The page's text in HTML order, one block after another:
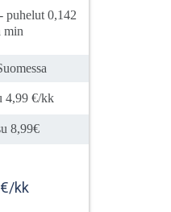
puhelut 0,142
min
4,99 €/kk
8,99€
€/kk